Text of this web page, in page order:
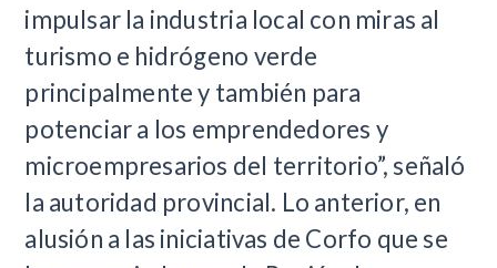
impulsar la industria local con miras al
turismo e hidrógeno verde
principalmente y también para
potenciar a los emprendedores y
microempresarios del territorio”, señaló
la autoridad provincial. Lo anterior, en
alusión a las iniciativas de Corfo que se